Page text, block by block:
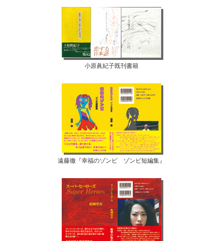
小原眞紀子既刊書籍
遠藤徹『幸福のゾンビ ゾンビ短編集』